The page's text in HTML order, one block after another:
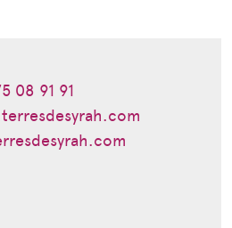
08 91 91